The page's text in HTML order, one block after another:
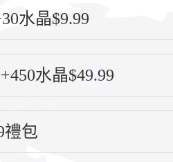
水晶$9.99
水晶$49.99
禮包